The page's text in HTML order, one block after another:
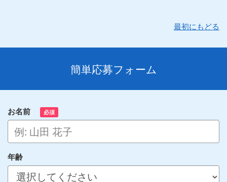
最初にもどる
簡単応募フォーム
お名前 必須
年齢